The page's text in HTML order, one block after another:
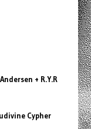
+ R.Y.R
Cypher